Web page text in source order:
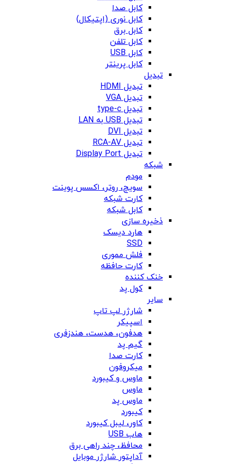
کابل صدا
کابل نوری (اپتیکال)
کابل برق
کابل تلفن
کابل USB
کابل پرینتر
تبدیل
تبدیل HDMI
تبدیل VGA
تبدیل type-c
تبدیل USB به LAN
تبدیل DVI
تبدیل RCA-AV
تبدیل Display Port
شبکه
مودم
سویچ، روتر، اکسس پوینت
کارت شبکه
کابل شبکه
ذخیره سازی
هارد دیسک
SSD
فلش مموری
کارت حافظه
خنک کننده
کول پد
سایر
شارژر لپ تاپ
اسپیکر
هدفون، هدست، هندزفری
گیم پد
کارت صدا
میکروفون
ماوس و کیبورد
ماوس
ماوس پد
کیبورد
کاور، لیبل کیبورد
هاب USB
محافظ، چند راهی برق
آداپتور شارژر موبایل